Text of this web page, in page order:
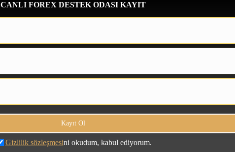
CANLI FOREX DESTEK ODASI KAYIT
Gizlilik sözleşmesini okudum, kabul ediyorum.